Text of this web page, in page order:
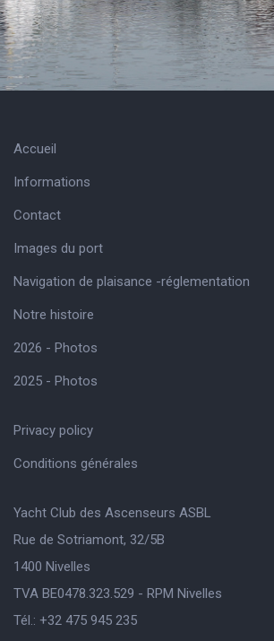
Accueil
Informations
Contact
Images du port
Navigation de plaisance -réglementation
Notre histoire
2026 - Photos
2025 - Photos
Privacy policy
Conditions générales
Yacht Club des Ascenseurs ASBL
Rue de Sotriamont, 32/5B
1400 Nivelles
TVA BE0478.323.529 - RPM Nivelles
Tél.: +32 475 945 235